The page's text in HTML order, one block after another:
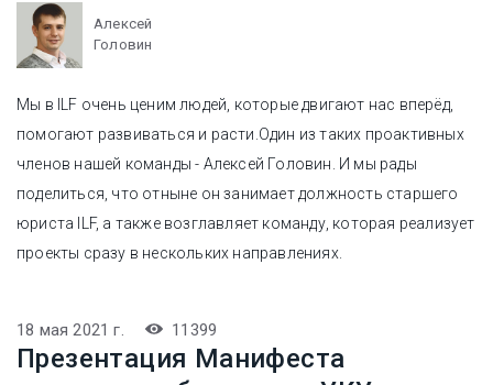
Алексей
Головин
Мы в ILF очень ценим людей, которые двигают нас вперёд,
помогают развиваться и расти.Один из таких проактивных
членов нашей команды - Алексей Головин. И мы рады
поделиться, что отныне он занимает должность старшего
юриста ILF, а также возглавляет команду, которая реализует
проекты сразу в нескольких направлениях.
18 мая 2021 г. 11399
Презентация Манифеста